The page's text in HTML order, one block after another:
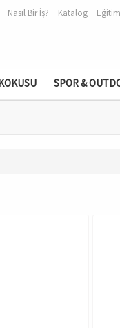
Nasıl Bir İş? Katalog
SPOR &